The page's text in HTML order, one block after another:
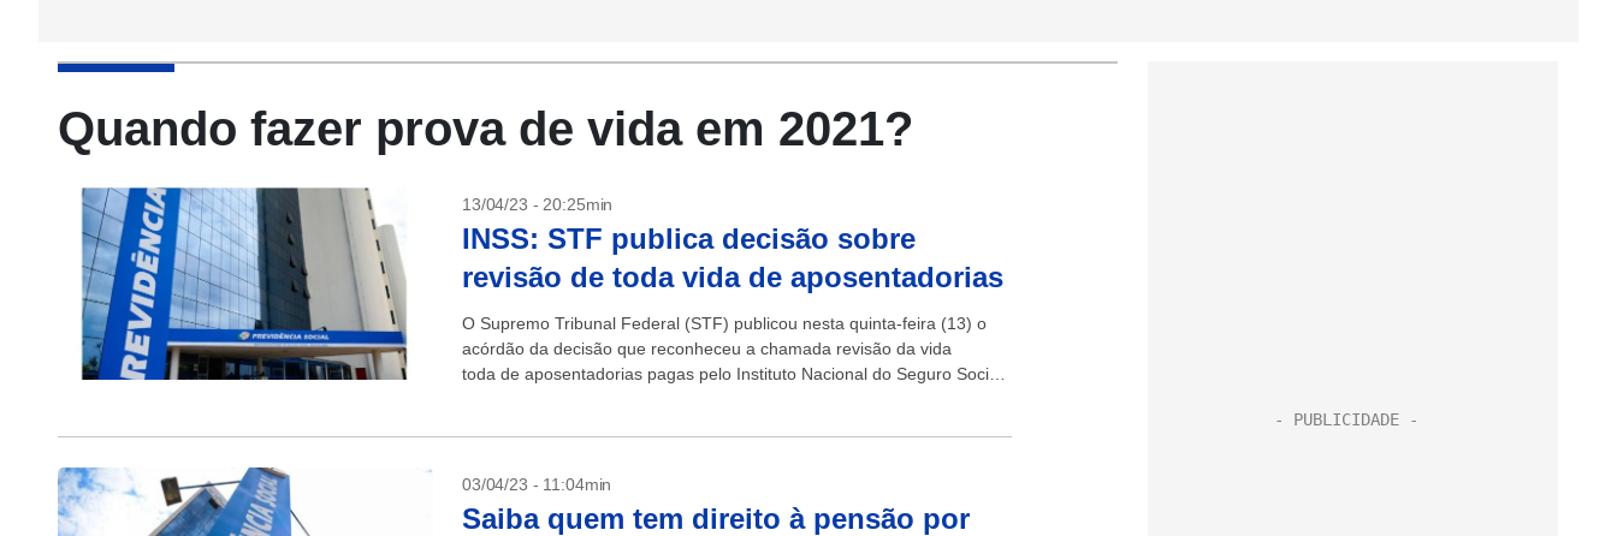
Quando fazer prova de vida em 2021?
13/04/23 - 20:25min
INSS: STF publica decisão sobre
revisão de toda vida de aposentadorias
O Supremo Tribunal Federal (STF) publicou nesta quinta-feira (13) o
acórdão da decisão que reconheceu a chamada revisão da vida
toda de aposentadorias pagas pelo Instituto Nacional do Seguro Social
03/04/23 - 11:04min
Saiba quem tem direito à pensão por